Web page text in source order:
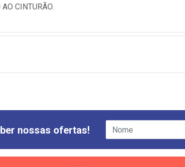
CINTURÃO.
nossas ofertas!